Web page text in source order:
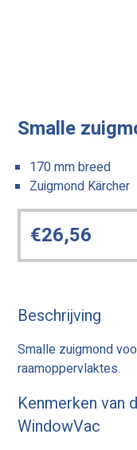
Smalle
170 mm breed
Zuigmond Kärcher
€26,56
Beschrijving
Smalle zuigmond
raamoppervlaktes.
Kenmerken van
WindowVac